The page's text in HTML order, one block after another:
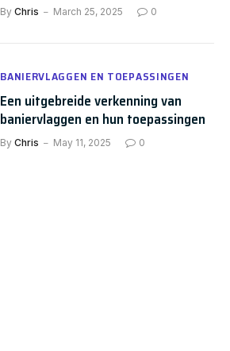
By Chris March 25, 2025 0
BANIERVLAGGEN EN TOEPASSINGEN
Een uitgebreide verkenning van
baniervlaggen en hun toepassingen
By Chris May 11, 2025 0